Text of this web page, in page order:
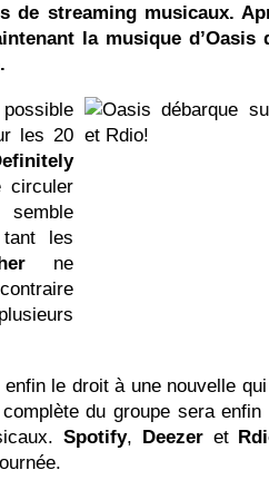
de streaming musicaux.
la musique d’Oasis
les 20
circuler
tant les
ne
le droit à une nouvelle
du groupe sera
Spotify, Deezeret